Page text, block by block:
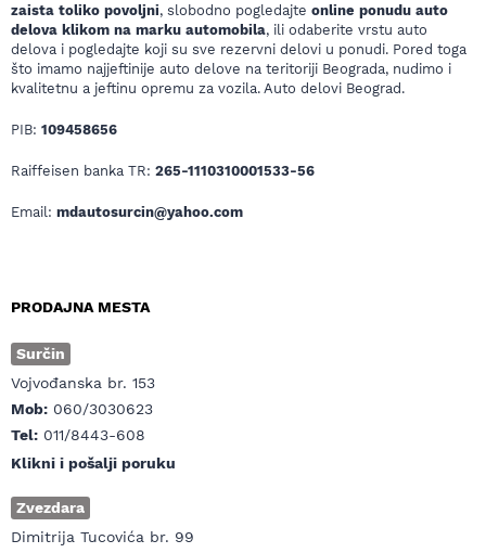
zaista toliko povoljni, slobodno pogledajte online ponudu auto
delova klikom na marku automobila, ili odaberite vrstu auto
delova i pogledajte koji su sve rezervni delovi u ponudi. Pored toga
što imamo najjeftinije auto delove na teritoriji Beograda, nudimo i
kvalitetnu a jeftinu opremu za vozila. Auto delovi Beograd.
PIB: 109458656
Raiffeisen banka TR: 265-1110310001533-56
Email: mdautosurcin@yahoo.com
PRODAJNA MESTA
Surčin
Vojvođanska br. 153
Mob: 060/3030623
Tel: 011/8443-608
Klikni i pošalji poruku
Zvezdara
Dimitrija Tucovića br. 99